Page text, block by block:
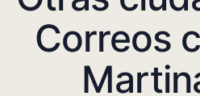
Correos